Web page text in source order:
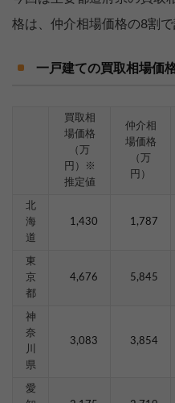
格は、仲介相場価格の8割で
一戸建ての買取相場価
買取相
場価格
（万
円）※
推定値
仲介相
場価格
（万
円）
北
海
道
1,430 1,787
東
京
都
4,676 5,845
神
奈
川
県
3,083 3,854
愛